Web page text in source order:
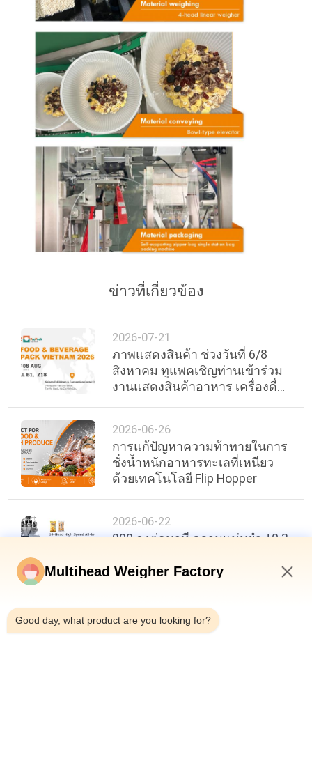
ข่าวที่เกี่ยวข้อง
2026-07-21
ภาพแสดงสินค้า ช่วงวันที่ 6/8
สิงหาคม ทูแพคเชิญท่านเข้าร่วม
งานแสดงสินค้าอาหาร เครื่องดื่ม
2026-06-26
การแก้ปัญหาความท้าทายในการ
ชั่งน้ำหนักอาหารทะเลที่เหนียว
ด้วยเทคโนโลยี Flip Hopper
2026-06-22
200 ถุงต่อนาที ความแม่นยำ ±0.3
ประสิทธิภาพบรรจุภัณฑ์อาหาร
ด้านบน
Multihead Weigher Factory
Good day, what product are you looking for?